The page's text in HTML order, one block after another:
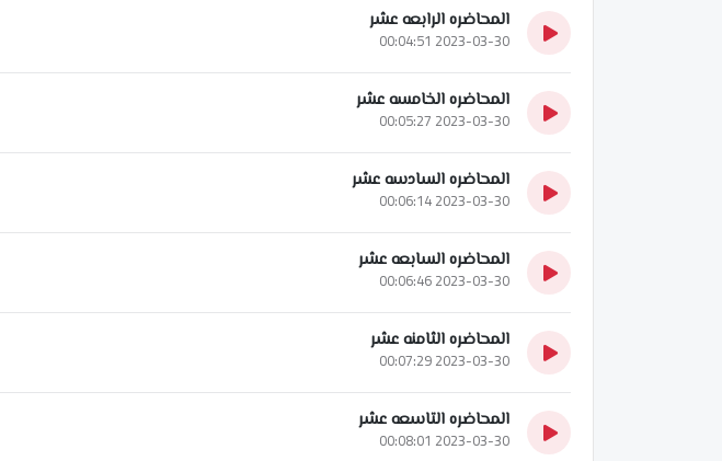
المحاضره الرابعه عشر
2023-03-30 00:04:51
المحاضره الخامسه عشر
2023-03-30 00:05:27
المحاضره السادسه عشر
2023-03-30 00:06:14
المحاضره السابعه عشر
2023-03-30 00:06:46
المحاضره الثامنه عشر
2023-03-30 00:07:29
المحاضره التاسعه عشر
2023-03-30 00:08:01